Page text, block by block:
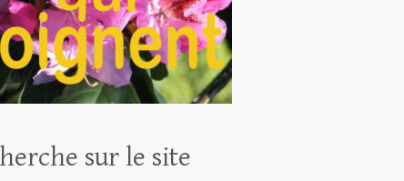
sur le site